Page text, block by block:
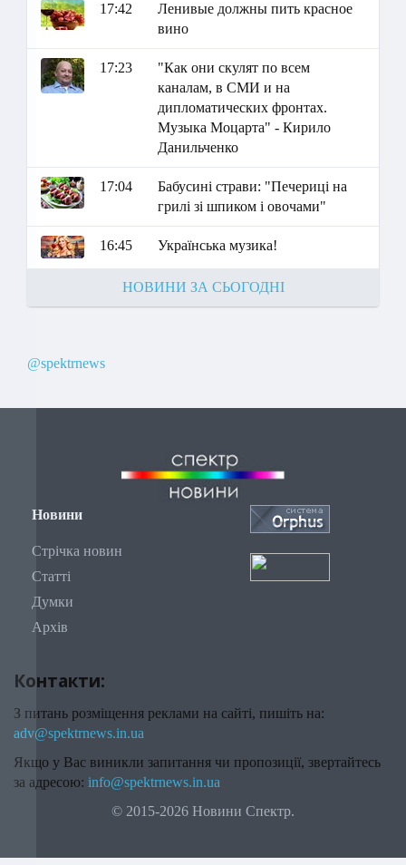
17:42
Ленивые должны пить красное
вино
17:23
"Как они скулят по всем
каналам, в СМИ и на
дипломатических фронтах.
Музыка Моцарта" - Кирило
Данильченко
17:04
Бабусині страви: "Печериці на
грилі зі шпиком і овочами"
16:45 Українська музика!
НОВИНИ ЗА СЬОГОДНІ
@spektrnews
Новини
Стрічка новин
Статті
Думки
Архів
Контакти:
З питань розміщення реклами на сайті, пишіть на:
adv@spektrnews.in.ua
Якщо у Вас виникли запитання чи пропозиції, звертайтесь
за адресою: info@spektrnews.in.ua
© 2015-2026 Новини Спектр.